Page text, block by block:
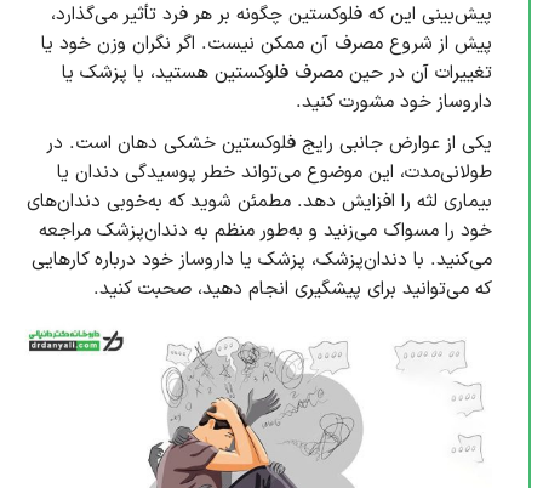
پیش‌بینی این که فلوکستین چگونه بر هر فرد تأثیر می‌گذارد،
پیش از شروع مصرف آن ممکن نیست. اگر نگران وزن خود یا
تغییرات آن در حین مصرف فلوکستین هستید، با پزشک یا
داروساز خود مشورت کنید.
یکی از عوارض جانبی رایج فلوکستین خشکی دهان است. در
طولانی‌مدت، این موضوع می‌تواند خطر پوسیدگی دندان یا
بیماری لثه را افزایش دهد. مطمئن شوید که به‌خوبی دندان‌های
خود را مسواک می‌زنید و به‌طور منظم به دندان‌پزشک مراجعه
می‌کنید. با دندان‌پزشک، پزشک یا داروساز خود درباره کارهایی
که می‌توانید برای پیشگیری انجام دهید، صحبت کنید.